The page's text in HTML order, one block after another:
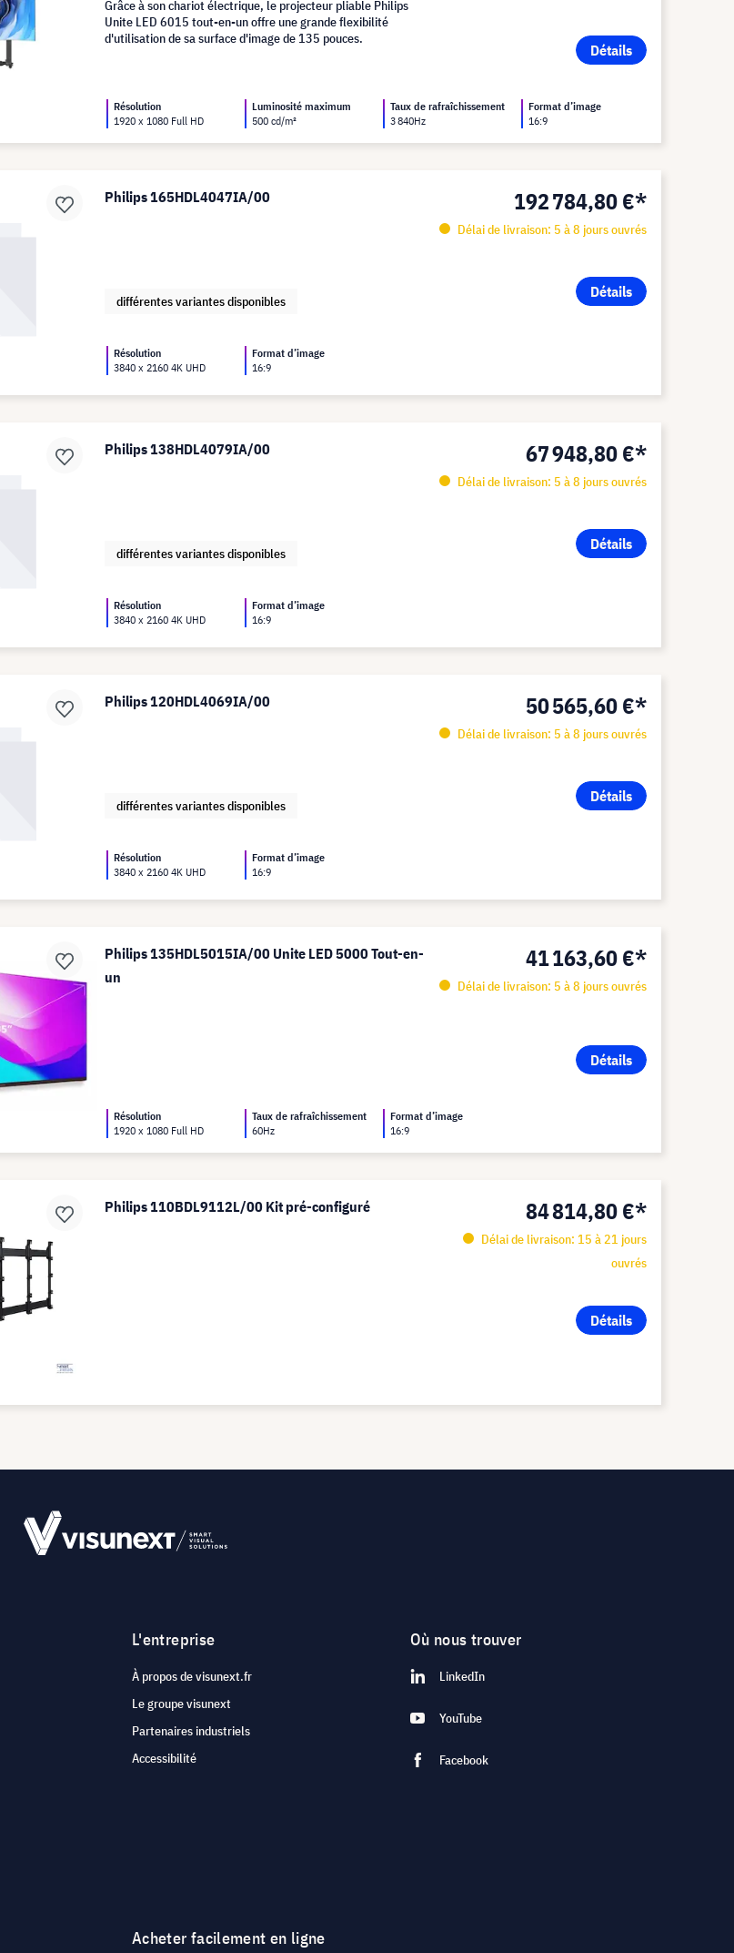
Détails
Grâce à son chariot électrique, le projecteur pliable Philips
Unite LED 6015 tout-en-un offre une grande flexibilité
d'utilisation de sa surface d'image de 135 pouces.
Résolution
1920 x 1080 Full HD
Luminosité maximum
500 cd/m²
Taux de rafraîchissement
3 840Hz
Format d’image
16:9
Philips 165HDL4047IA/00 192 784,80 €*
Délai de livraison: 5 à 8 jours ouvrés
Détails
différentes variantes disponibles
Résolution
3840 x 2160 4K UHD
Format d’image
16:9
Philips 138HDL4079IA/00 67 948,80 €*
Délai de livraison: 5 à 8 jours ouvrés
Détails
différentes variantes disponibles
Résolution
3840 x 2160 4K UHD
Format d’image
16:9
Philips 120HDL4069IA/00 50 565,60 €*
Délai de livraison: 5 à 8 jours ouvrés
Détails
différentes variantes disponibles
Résolution
3840 x 2160 4K UHD
Format d’image
16:9
Philips 135HDL5015IA/00 Unite LED 5000 Tout-en-
un
41 163,60 €*
Délai de livraison: 5 à 8 jours ouvrés
Détails
Résolution
1920 x 1080 Full HD
Taux de rafraîchissement
60Hz
Format d’image
16:9
Philips 110BDL9112L/00 Kit pré-configuré 84 814,80 €*
Délai de livraison: 15 à 21 jours
ouvrés
Détails
L'entreprise
À propos de visunext.fr
Le groupe visunext
Partenaires industriels
Accessibilité
Où nous trouver
LinkedIn
YouTube
Facebook
Acheter facilement en ligne